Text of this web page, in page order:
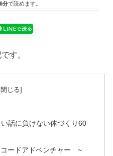
分で読めます。
す。
話に負けない体づくり60
コードアドベンチャー ~